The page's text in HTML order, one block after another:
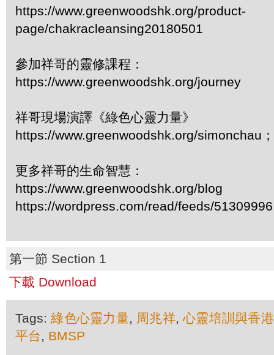
https://www.greenwoodshk.org/product-
page/chakracleansing20180501
參加祥哥的靈修課程：
https://www.greenwoodshk.org/journey
祥哥現場演譯《綠色心靈力量》
https://www.greenwoodshk.org/simonchau
更多祥哥的生命智慧：
https://www.greenwoodshk.org/blog
https://wordpress.com/read/feeds/51309996
第一節 Section 1
下載 Download
Tags:綠色心靈力量, 周兆祥,心靈培訓與香
平台, BMSP